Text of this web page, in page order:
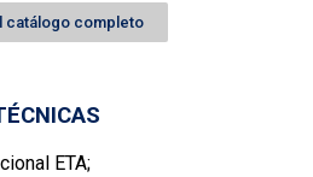
catálogo completo
ETA;